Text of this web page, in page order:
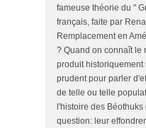
fameuse théorie du "
français, faite par
Remplacement en
? Quand on connaît le
produit historiquement
prudent pour parler
de telle ou telle
l'histoire des
question: leur